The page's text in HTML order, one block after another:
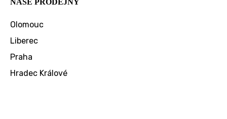
NAŠE PRODEJNY
Olomouc
Liberec
Praha
Hradec Králové